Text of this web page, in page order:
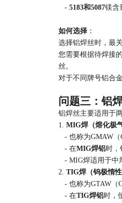
- 5183和5087镁含
如何选择 ：
选择铝焊丝时，最
您需要根据待焊接的
丝。
对于不同牌号铝合
问题三：铝
铝焊丝主要适用于
1. MIG焊（熔化极
- 也称为GMAW（
- 在MIG焊铝时，
- MIG焊适用于中
2. TIG焊（钨极惰性
- 也称为GTAW（
- 在TIG焊铝时，